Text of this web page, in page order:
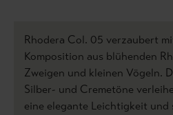
Rhodera Col. 05 verzaubert
Komposition aus blühenden
Zweigen und kleinen Vögeln.
Silber- und Cremetöne
eine elegante Leichtigkeit und